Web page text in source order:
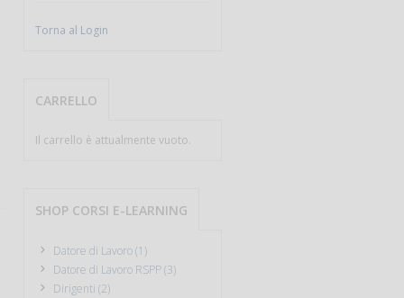
Torna al Login
CARRELLO
Il carrello è attualmente vuoto.
SHOP CORSI E-LEARNING
Datore di Lavoro (1)
Datore di Lavoro RSPP (3)
Dirigenti (2)